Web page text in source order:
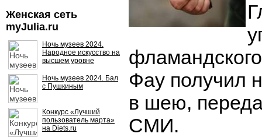
Женская сеть
myJulia.ru
Ночь музеев 2024.
Народное искусство на
высшем уровне
Ночь музеев 2024. Бал
с Пушкиным
Конкурс «Лучший
пользователь марта»
на Diets.ru
Фау получил
в шею,
СМИ.